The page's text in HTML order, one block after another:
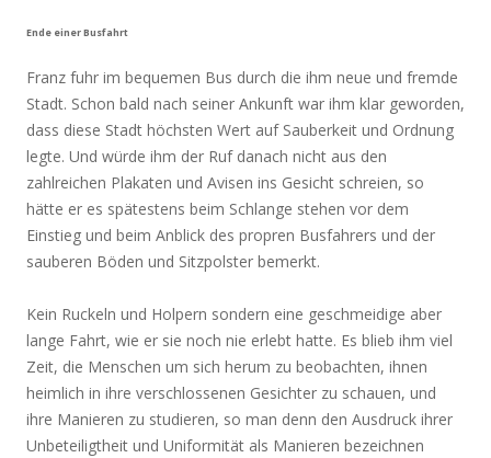
Ende einer Busfahrt
Franz fuhr im bequemen Bus durch die ihm neue und fremde
Stadt. Schon bald nach seiner Ankunft war ihm klar geworden,
dass diese Stadt höchsten Wert auf Sauberkeit und Ordnung
legte. Und würde ihm der Ruf danach nicht aus den
zahlreichen Plakaten und Avisen ins Gesicht schreien, so
hätte er es spätestens beim Schlange stehen vor dem
Einstieg und beim Anblick des propren Busfahrers und der
sauberen Böden und Sitzpolster bemerkt.
Kein Ruckeln und Holpern sondern eine geschmeidige aber
lange Fahrt, wie er sie noch nie erlebt hatte. Es blieb ihm viel
Zeit, die Menschen um sich herum zu beobachten, ihnen
heimlich in ihre verschlossenen Gesichter zu schauen, und
ihre Manieren zu studieren, so man denn den Ausdruck ihrer
Unbeteiligtheit und Uniformität als Manieren bezeichnen